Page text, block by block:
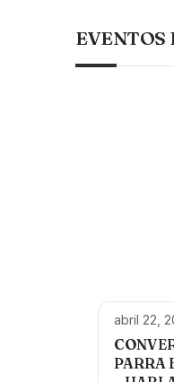
EVENTOS
abril 22,
PARRA